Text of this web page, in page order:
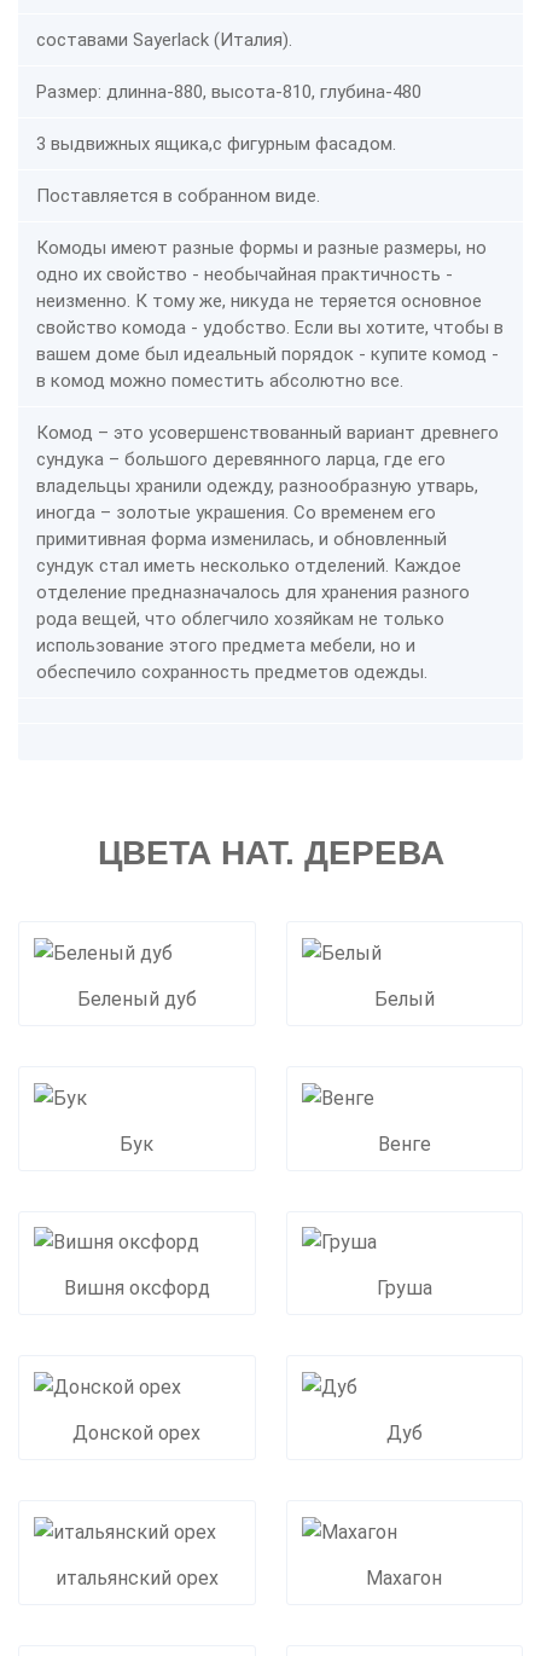
составами Sayerlack (Италия).
Размер: длинна-880, высота-810, глубина-480
3 выдвижных ящика,с фигурным фасадом.
Поставляется в собранном виде.
Комоды имеют разные формы и разные размеры, но
одно их свойство - необычайная практичность -
неизменно. К тому же, никуда не теряется основное
свойство комода - удобство. Если вы хотите, чтобы в
вашем доме был идеальный порядок - купите комод -
в комод можно поместить абсолютно все.
Комод – это усовершенствованный вариант древнего
сундука – большого деревянного ларца, где его
владельцы хранили одежду, разнообразную утварь,
иногда – золотые украшения. Со временем его
примитивная форма изменилась, и обновленный
сундук стал иметь несколько отделений. Каждое
отделение предназначалось для хранения разного
рода вещей, что облегчило хозяйкам не только
использование этого предмета мебели, но и
обеспечило сохранность предметов одежды.
ЦВЕТА НАТ. ДЕРЕВА
Беленый дуб Белый
Бук Венге
Вишня оксфорд Груша
Донской орех Дуб
итальянский орех Махагон